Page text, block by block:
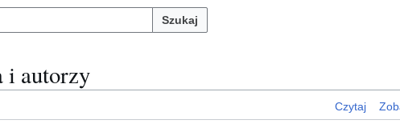
Szukaj
i autorzy
Czytaj